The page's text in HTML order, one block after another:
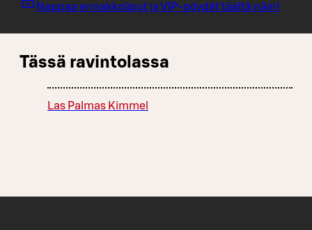
Nappaa ennakkoliput ja VIP-pöydät täältä näin!
Tässä ravintolassa
Las Palmas Kimmel